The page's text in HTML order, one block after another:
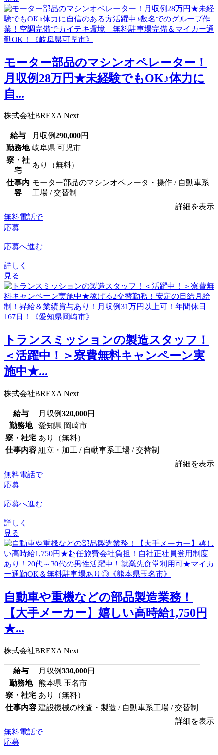
モーター部品のマシンオペレーター！
月収例28万円★未経験でもOK♪体力に
自...
株式会社BREXA Next
給与 月収例290,000円
勤務地 岐阜県 可児市
寮・社
宅
あり（無料）
仕事内
容
モーター部品のマシンオペレータ・操作 / 自動車系
工場 / 交替制
詳細を表示
無料電話で
応募
応募へ進む
詳しく
見る
トランスミッションの製造スタッフ！
＜活躍中！＞寮費無料キャンペーン実
施中★...
株式会社BREXA Next
給与 月収例320,000円
勤務地
愛知県 岡崎市
寮・社宅 あり（無料）
仕事内容 組立・加工 / 自動車系工場 / 交替制
詳細を表示
無料電話で
応募
応募へ進む
詳しく
見る
自動車や重機などの部品製造業務！
【大手メーカー】嬉しい高時給1,750円
★...
株式会社BREXA Next
給与 月収例330,000円
勤務地
熊本県 玉名市
寮・社宅 あり（無料）
仕事内容 建設機械の検査・製造 / 自動車系工場 / 交替制
詳細を表示
無料電話で
応募